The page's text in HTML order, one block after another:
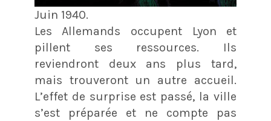
Juin 1940.
Les Allemands occupent Lyon et
pillent ses ressources. Ils
reviendront deux ans plus tard,
mais trouveront un autre accueil.
L’effet de surprise est passé, la ville
s’est préparée et ne compte pas